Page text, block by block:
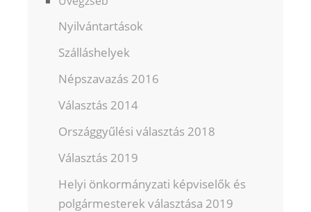
Nyilvántartások
Szálláshelyek
Népszavazás 2016
Választás 2014
Országgyűlési választás 2018
Választás 2019
Helyi önkormányzati képviselők és
polgármesterek választása 2019